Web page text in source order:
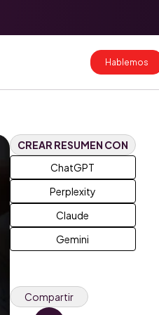
datos a
HubSpot: cómo
hacerlo sin
perder
Colombia y
México 2026
Hablemos
CREAR RESUMEN CON
ChatGPT
Perplexity
Claude
Gemini
Compartir